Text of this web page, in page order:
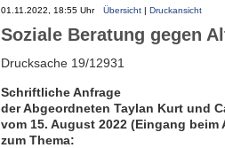
01.11.2022, 18:55 Uhr Übersicht | Druckansicht
Soziale Beratung gegen
Drucksache 19/12931
Schriftliche Anfrage
der Abgeordneten Taylan Kurt und
vom 15. August 2022 (Eingang
zum Thema: